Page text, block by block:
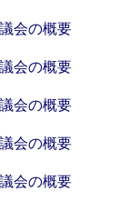
会の概要
会の概要
会の概要
会の概要
会の概要